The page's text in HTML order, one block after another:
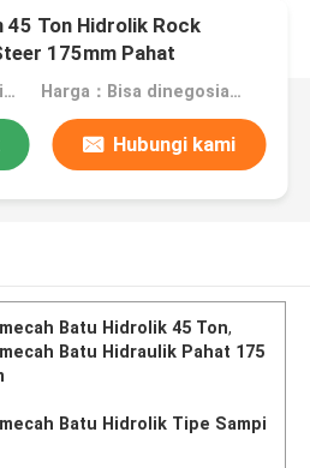
45 Ton Hidrolik Rock
175mm Pahat
MOQ：bisa dinegosiasikan Harga：Bisa dinegosiasikan
Hubungi kami
Batu Hidrolik 45 Ton,
Batu Hidraulik Pahat 175
Batu Hidrolik Tipe Sampi